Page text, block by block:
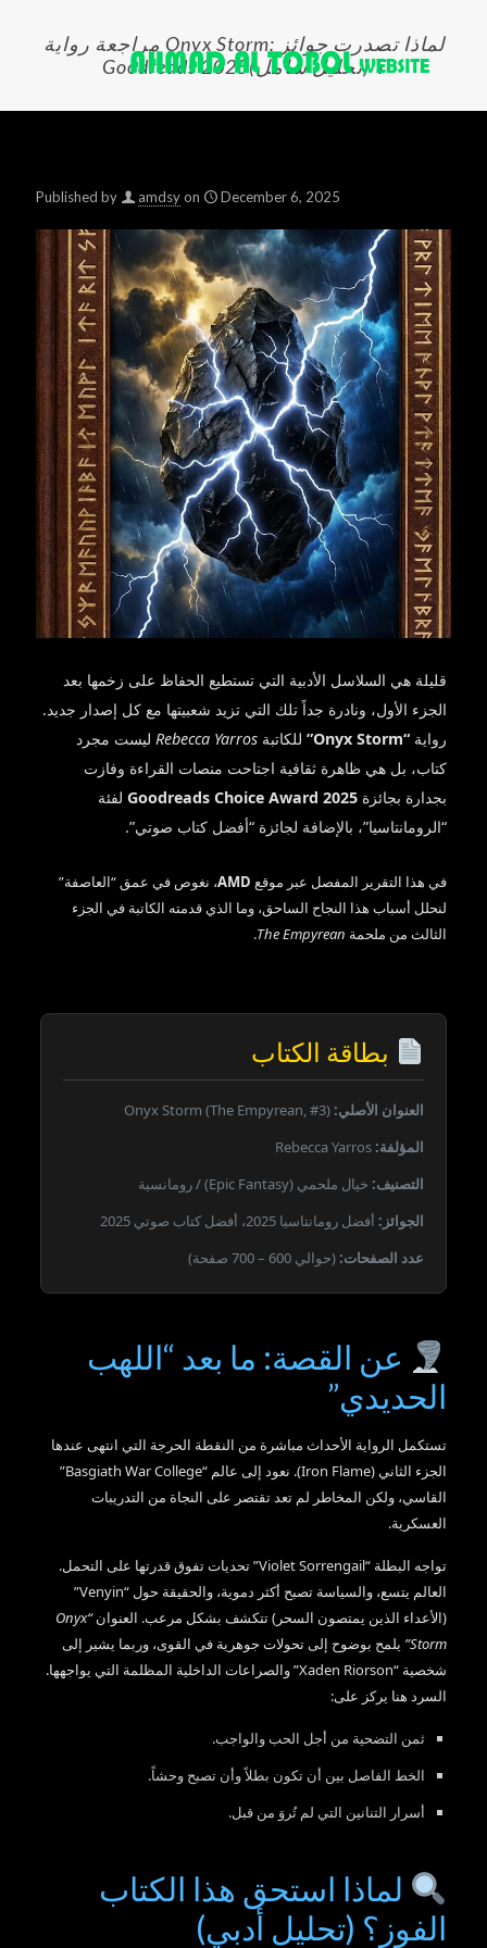
مراجعة رواية Onyx Storm: لماذا تصدرت جوائز
Goodreads 2025؟ (تحليل شامل)
Published by amdsyon December 6, 2025
قليلة هي السلاسل الأدبية التي تستطيع الحفاظ على زخمها بعد
الجزء الأول، ونادرة جداً تلك التي تزيد شعبيتها مع كل إصدار جديد.
رواية “Onyx Storm” للكاتبة Rebecca Yarros ليست مجرد
كتاب، بل هي ظاهرة ثقافية اجتاحت منصات القراءة وفازت
بجدارة بجائزة Goodreads Choice Award 2025لفئة
“الرومانتاسيا”، بالإضافة لجائزة “أفضل كتاب صوتي”.
في هذا التقرير المفصل عبر موقع AMD، نغوص في عمق “العاصفة”
لنحلل أسباب هذا النجاح الساحق، وما الذي قدمته الكاتبة في الجزء
الثالث من ملحمة The Empyrean
.
بطاقة الكتاب
العنوان الأصلي:
المؤلفة:
التصنيف: خيال ملحمي (Epic Fantasy) / رومانسية
الجوائز: أفضل رومانتاسيا 2025، أفضل كتاب صوتي 2025
عدد الصفحات: (حوالي 600 – 700 صفحة)
عن القصة: ما بعد “اللهب
الحديدي”
تستكمل الرواية الأحداث مباشرة من النقطة الحرجة التي انتهى عندها
الجزء الثاني (Iron Flame). نعود إلى عالم “Basgiath War College”
القاسي، ولكن المخاطر لم تعد تقتصر على النجاة من التدريبات
العسكرية.
تواجه البطلة “Violet Sorrengail” تحديات تفوق قدرتها على التحمل.
العالم يتسع، والسياسة تصبح أكثر دموية، والحقيقة حول “Venyin”
(الأعداء الذين يمتصون السحر) تتكشف بشكل مرعب. العنوان “Onyx
Storm” يلمح بوضوح إلى تحولات جوهرية في القوى، وربما يشير إلى
شخصية “Xaden Riorson” والصراعات الداخلية المظلمة التي يواجهها.
السرد هنا يركز على:
ثمن التضحية من أجل الحب والواجب.
الخط الفاصل بين أن تكون بطلاً وأن تصبح وحشاً.
أسرار التنانين التي لم تُروَ من قبل.
لماذا استحق هذا الكتاب
الفوز؟ (تحليل أدبي)